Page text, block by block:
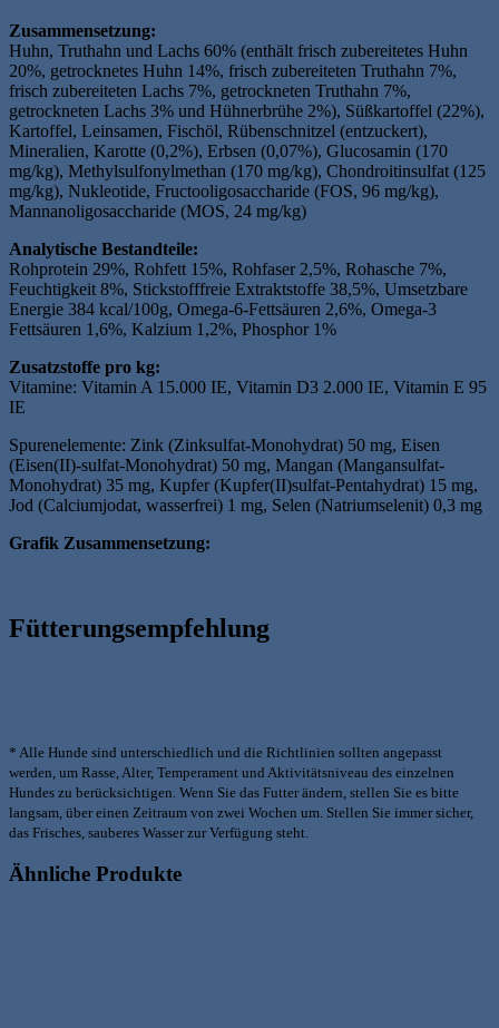
Zusammensetzung:
Huhn, Truthahn und Lachs 60% (enthält frisch zubereitetes Huhn
20%, getrocknetes Huhn 14%, frisch zubereiteten Truthahn 7%,
frisch zubereiteten Lachs 7%, getrockneten Truthahn 7%,
getrockneten Lachs 3% und Hühnerbrühe 2%), Süßkartoffel (22%),
Kartoffel, Leinsamen, Fischöl, Rübenschnitzel (entzuckert),
Mineralien, Karotte (0,2%), Erbsen (0,07%), Glucosamin (170
mg/kg), Methylsulfonylmethan (170 mg/kg), Chondroitinsulfat (125
mg/kg), Nukleotide, Fructooligosaccharide (FOS, 96 mg/kg),
Mannanoligosaccharide (MOS, 24 mg/kg)
Analytische Bestandteile:
Rohprotein 29%, Rohfett 15%, Rohfaser 2,5%, Rohasche 7%,
Feuchtigkeit 8%, Stickstofffreie Extraktstoffe 38,5%, Umsetzbare
Energie 384 kcal/100g, Omega-6-Fettsäuren 2,6%, Omega-3
Fettsäuren 1,6%, Kalzium 1,2%, Phosphor 1%
Zusatzstoffe pro kg:
Vitamine: Vitamin A 15.000 IE, Vitamin D3 2.000 IE, Vitamin E 95
IE
Spurenelemente: Zink (Zinksulfat-Monohydrat) 50 mg, Eisen
(Eisen(II)-sulfat-Monohydrat) 50 mg, Mangan (Mangansulfat-
Monohydrat) 35 mg, Kupfer (Kupfer(II)sulfat-Pentahydrat) 15 mg,
Jod (Calciumjodat, wasserfrei) 1 mg, Selen (Natriumselenit) 0,3 mg
Grafik Zusammensetzung:
Fütterungsempfehlung
* Alle Hunde sind unterschiedlich und die Richtlinien sollten angepasst
werden, um Rasse, Alter, Temperament und Aktivitätsniveau des einzelnen
Hundes zu berücksichtigen. Wenn Sie das Futter ändern, stellen Sie es bitte
langsam, über einen Zeitraum von zwei Wochen um. Stellen Sie immer sicher,
das Frisches, sauberes Wasser zur Verfügung steht.
Ähnliche Produkte